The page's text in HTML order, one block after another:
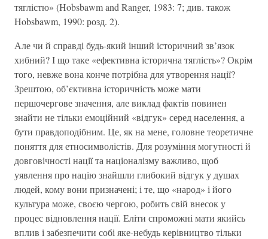
тяглістю» (Hobsbawm and Ranger, 1983: 7; див. також
Hobsbawm, 1990: розд. 2).
Але чи й справді будь-який інший історичний зв’язок
хибний? І що таке «ефективна історична тяглість»? Окрім
того, невже вона конче потрібна для утворення нації?
Зрештою, об’єктивна історичність може мати
першочергове значення, але виклад фактів повинен
знайти не тільки емоційний «відгук» серед населення, а
бути правдоподібним. Це, як на мене, головне теоретичне
поняття для етносимволістів. Для розуміння могутності й
довговічності нації та націоналізму важливо, щоб
уявлення про націю знайшли глибокий відгук у душах
людей, кому вони призначені; і те, що «народ» і його
культура може, своєю чергою, робить свій внесок у
процес відновлення нації. Еліти спроможні мати якийсь
вплив і забезпечити собі яке-небудь керівництво тільки